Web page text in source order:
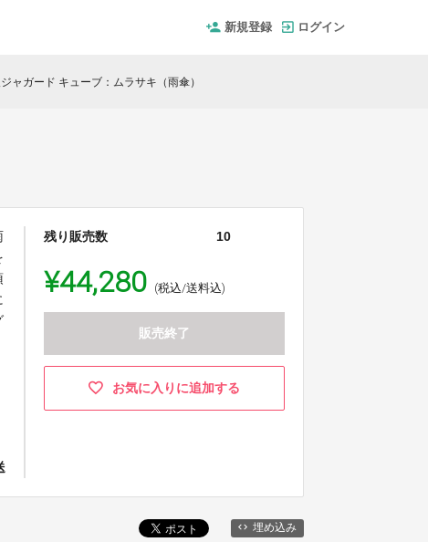
新規登録 ログイン
ャガード キューブ：ムラサキ（雨傘）
残り販売数 10
¥44,280 (税込/送料込)
販売終了
お気に入りに追加する
埋め込み